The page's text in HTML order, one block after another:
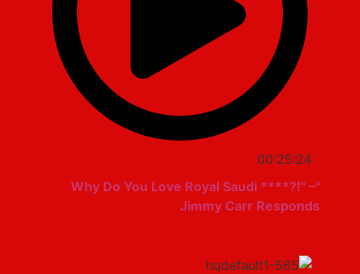
00:25:24
"Why Do You Love Royal Saudi ****?!" –
Jimmy Carr Responds